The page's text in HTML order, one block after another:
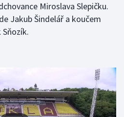
Miroslava Slepičku.
Jakub Šindelář a koučem